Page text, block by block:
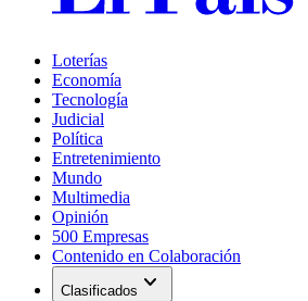
Loterías
Economía
Tecnología
Judicial
Política
Entretenimiento
Mundo
Multimedia
Opinión
500 Empresas
Contenido en Colaboración
Clasificados expand_more